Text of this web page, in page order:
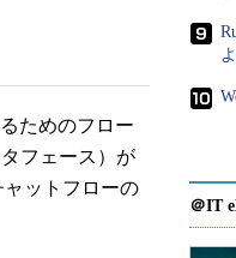
ためのフロー
フェース）が
ットフローの
＠IT